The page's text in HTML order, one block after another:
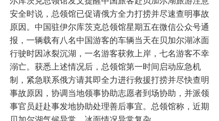
安全时说，总领馆已促请俄方全力打捞并尽速查明事故
原因。中国驻伊尔库茨克总领馆星期五在微信公众号通
报，一辆载有八名中国游客的车辆当天在贝加尔湖冰面
行驶时因冰裂沉湖，一名游客获救上岸，七名游客不幸
溺亡。获悉上述情况后，总领馆第一时间启动应急机
制，紧急联系俄方请其即全力进行救援打捞并尽快查明
事故原因，协调当地领事协助志愿者到场协助，并派领
事官员赶赴事发地协助处理善后事宜。总领馆称，近期